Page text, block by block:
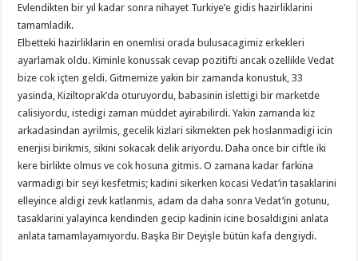
Evlendikten bir yıl kadar sonra nihayet Turkiye’e gidis hazirliklarini
tamamladik.
Elbetteki hazirliklarin en onemlisi orada bulusacagimiz erkekleri
ayarlamak oldu. Kiminle konussak cevap pozitifti ancak ozellikle Vedat
bize cok içten geldi. Gitmemize yakin bir zamanda konustuk, 33
yasinda, Kiziltoprak’da oturuyordu, babasinin islettigi bir marketde
calisiyordu, istedigi zaman müddet ayirabilirdi. Yakin zamanda kiz
arkadasindan ayrilmis, gecelik kizlari sikmekten pek hoslanmadigi icin
enerjisi birikmis, sikini sokacak delik ariyordu. Daha once bir ciftle iki
kere birlikte olmus ve cok hosuna gitmis. O zamana kadar farkina
varmadigi bir seyi kesfetmis; kadini sikerken kocasi Vedat’in tasaklarini
elleyince aldigi zevk katlanmis, adam da daha sonra Vedat’in gotunu,
tasaklarini yalayinca kendinden gecip kadinin icine bosaldigini anlata
anlata tamamlayamıyordu. Başka Bir Deyişle bütün kafa dengiydi.